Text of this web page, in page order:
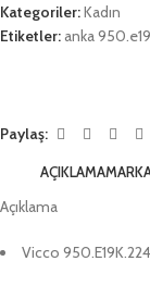
Kategoriler:Kadın
Etiketler: anka
Paylaş:
AÇIKLAMA
Açıklama
Vicco